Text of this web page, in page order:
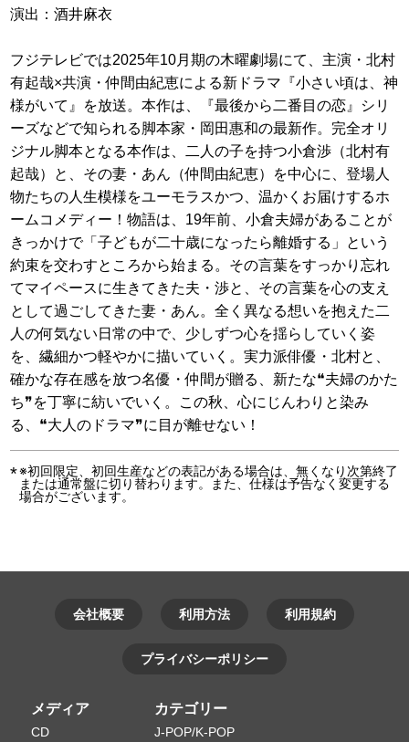
演出：酒井麻衣
フジテレビでは2025年10月期の木曜劇場にて、主演・北村
有起哉×共演・仲間由紀恵による新ドラマ『小さい頃は、神
様がいて』を放送。本作は、『最後から二番目の恋』シリ
ーズなどで知られる脚本家・岡田惠和の最新作。完全オリ
ジナル脚本となる本作は、二人の子を持つ小倉渉（北村有
起哉）と、その妻・あん（仲間由紀恵）を中心に、登場人
物たちの人生模様をユーモラスかつ、温かくお届けするホ
ームコメディー！物語は、19年前、小倉夫婦があることが
きっかけで「子どもが二十歳になったら離婚する」という
約束を交わすところから始まる。その言葉をすっかり忘れ
てマイペースに生きてきた夫・渉と、その言葉を心の支え
として過ごしてきた妻・あん。全く異なる想いを抱えた二
人の何気ない日常の中で、少しずつ心を揺らしていく姿
を、繊細かつ軽やかに描いていく。実力派俳優・北村と、
確かな存在感を放つ名優・仲間が贈る、新たな❝夫婦のかた
ち❞を丁寧に紡いでいく。この秋、心にじんわりと染み
る、❝大人のドラマ❞に目が離せない！
※初回限定、初回生産などの表記がある場合は、無くなり次第終了
または通常盤に切り替わります。また、仕様は予告なく変更する
場合がございます。
会社概要 利用方法 利用規約
プライバシーポリシー
メディア
CD
カテゴリー
J-POP/K-POP